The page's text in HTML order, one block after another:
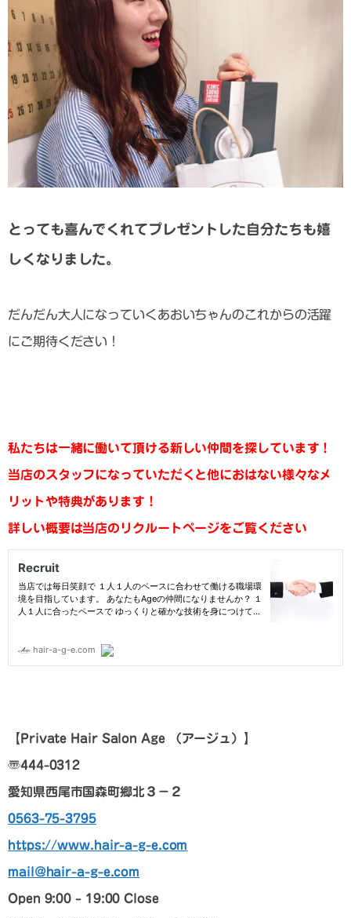
とっても喜んでくれてプレゼントした自分たちも嬉
しくなりました。
だんだん大人になっていくあおいちゃんのこれからの活躍
にご期待ください！
私たちは一緒に働いて頂ける新しい仲間を探しています！
当店のスタッフになっていただくと他におはない様々なメ
リットや特典があります！
詳しい概要は当店のリクルートページをご覧ください
【Private Hair Salon Age （アージュ） 】
〠444-0312
愛知県西尾市国森町郷北３－２
0563-75-3795
https://www.hair-a-g-e.com
mail@hair-a-g-e.com
Open 9:00 – 19:00 Close